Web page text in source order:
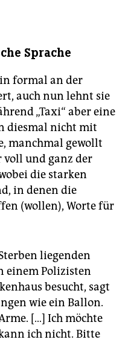
Sprache
formal an der
auch nun lehnt sie
„Taxi“ aber eine
diesmal nicht mit
manchmal gewollt
voll und ganz der
die starken
in denen die
(wollen), Worte für
liegenden
einem Polizisten
besucht, sagt
wie ein Ballon.
[…] Ich möchte
ich nicht. Bitte